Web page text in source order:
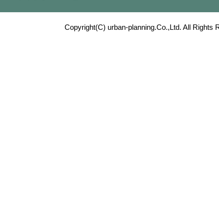
Copyright(C) urban-planning.Co.,Ltd. All Rights